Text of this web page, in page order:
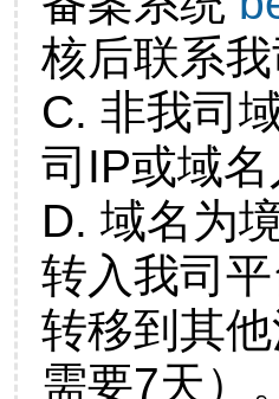
核后联系
C. 非我司
司IP或域名
D. 域名为
转入我司平
转移到其
需要7天）。